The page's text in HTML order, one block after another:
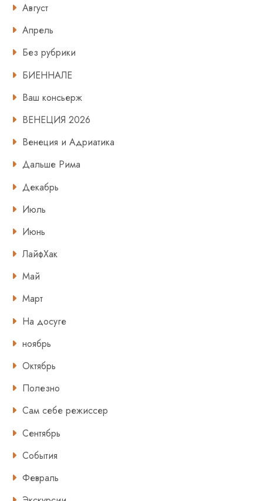
Август
Апрель
Без рубрики
БИЕННАЛЕ
Ваш консьерж
ВЕНЕЦИЯ 2026
Венеция и Адриатика
Дальше Рима
Декабрь
Июль
Июнь
ЛайфХак
Май
Март
На досуге
ноябрь
Октябрь
Полезно
Сам себе режиссер
Сентябрь
События
Февраль